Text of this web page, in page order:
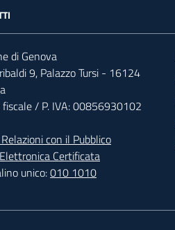
di Genova
9, Palazzo Tursi - 16124
fiscale / P. IVA: 00856930102
con il Pubblico
Certificata
unico:010 1010